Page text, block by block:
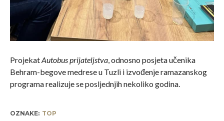
ProjekatAutobus prijateljstva, odnosno posjeta učenika
Behram-begove medrese u Tuzli i izvođenje ramazanskog
programa realizuje se posljednjih nekoliko godina.
OZNAKE: TOP